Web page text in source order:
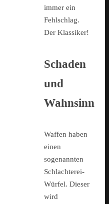
immer ein
Fehlschlag.
Der Klassiker!
Schaden
und
Wahnsinn
Waffen haben
einen
sogenannten
Schlachterei-
Würfel. Dieser
wird